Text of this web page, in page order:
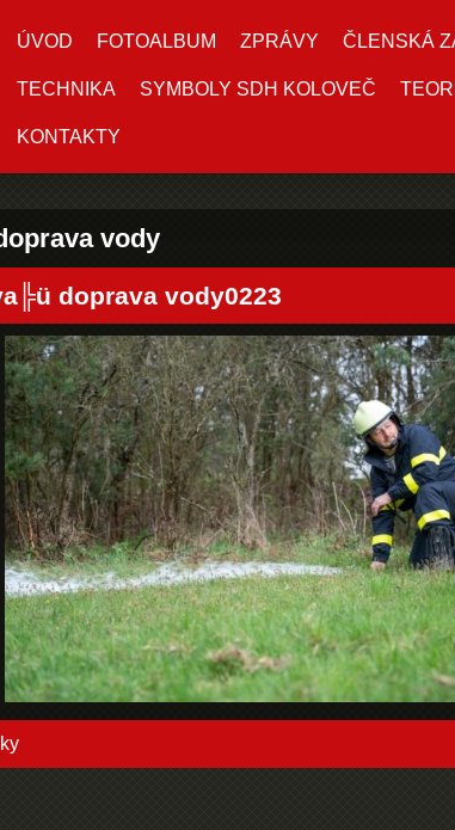
ÚVOD FOTOALBUM ZPRÁVY ČLENSKÁ
TECHNIKA SYMBOLY SDH KOLOVEČ
KONTAKTY
vody
doprava vody0223